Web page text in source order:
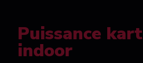
Puissance kart
indoor